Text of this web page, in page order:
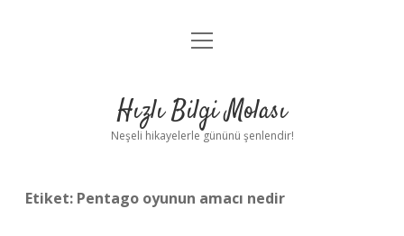
Anasayfa
Yasal Uyarı
menüyü
Hızlı Bilgi Molası
Neşeli hikayelerle gününü şenlendir!
Etiket: Pentago oyunun amacı nedir